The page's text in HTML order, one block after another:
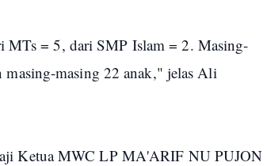
= 5, dari SMP Islam = 2. Masing-
masing 22 anak," jelas Ali
Ketua MWC LP MA'ARIF NU PUJON